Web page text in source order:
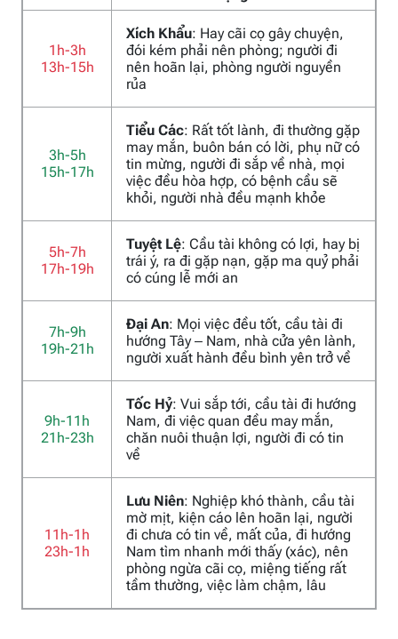
1h-3h
13h-15h
Xích Khẩu: Hay cãi cọ gây chuyện,
đói kém phải nên phòng; người đi
nên hoãn lại, phòng người nguyền
rủa
3h-5h
15h-17h
Tiểu Các: Rất tốt lành, đi thường gặp
may mắn, buôn bán có lời, phụ nữ có
tin mừng, người đi sắp về nhà, mọi
việc đều hòa hợp, có bệnh cầu sẽ
khỏi, người nhà đều mạnh khỏe
5h-7h
17h-19h
Tuyệt Lệ: Cầu tài không có lợi, hay bị
trái ý, ra đi gặp nạn, gặp ma quỷ phải
có cúng lễ mới an
7h-9h
19h-21h
Đại An: Mọi việc đều tốt, cầu tài đi
hướng Tây – Nam, nhà cửa yên lành,
người xuất hành đều bình yên trở về
9h-11h
21h-23h
Tốc Hỷ: Vui sắp tới, cầu tài đi hướng
Nam, đi việc quan đều may mắn,
chăn nuôi thuận lợi, người đi có tin
về
11h-1h
23h-1h
Lưu Niên: Nghiệp khó thành, cầu tài
mờ mịt, kiện cáo lên hoãn lại, người
đi chưa có tin về, mất của, đi hướng
Nam tìm nhanh mới thấy (xác), nên
phòng ngừa cãi cọ, miệng tiếng rất
tầm thường, việc làm chậm, lâu